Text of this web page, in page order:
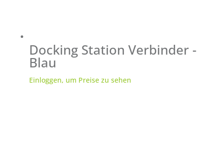
Docking Station Verbinder -
Blau
Einloggen, um Preise zu sehen